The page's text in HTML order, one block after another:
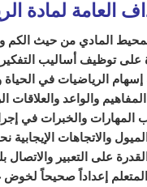
العامة لمادة
المادي من حيث الكم
على توظيف أساليب
الرياضيات في الحياة
والواعد والعلاقات
المهارات والخبرات في
والاتجاهات
على التعبير والاتصال
إعداداً صحيحاً لخوض